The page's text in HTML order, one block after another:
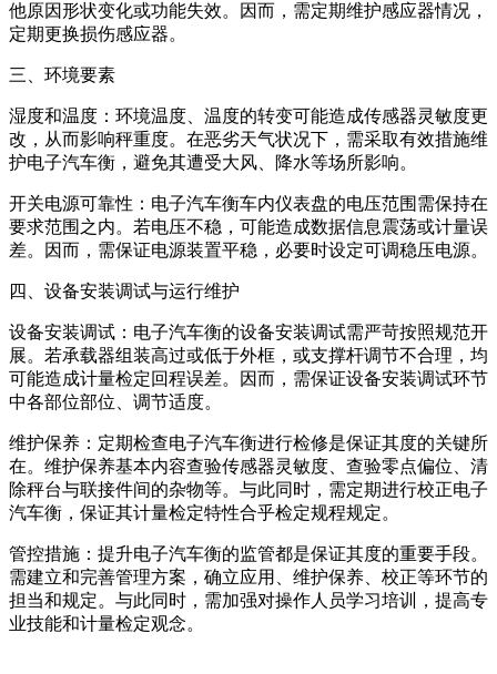
他原因形状变化或功能失效。因而，需定期维护感应器情况，
定期更换损伤感应器。
三、环境要素
湿度和温度：环境温度、温度的转变可能造成传感器灵敏度更
改，从而影响秤重度。在恶劣天气状况下，需采取有效措施维
护电子汽车衡，避免其遭受大风、降水等场所影响。
开关电源可靠性：电子汽车衡车内仪表盘的电压范围需保持在
要求范围之内。若电压不稳，可能造成数据信息震荡或计量误
差。因而，需保证电源装置平稳，必要时设定可调稳压电源。
四、设备安装调试与运行维护
设备安装调试：电子汽车衡的设备安装调试需严苛按照规范开
展。若承载器组装高过或低于外框，或支撑杆调节不合理，均
可能造成计量检定回程误差。因而，需保证设备安装调试环节
中各部位部位、调节适度。
维护保养：定期检查电子汽车衡进行检修是保证其度的关键所
在。维护保养基本内容查验传感器灵敏度、查验零点偏位、清
除秤台与联接件间的杂物等。与此同时，需定期进行校正电子
汽车衡，保证其计量检定特性合乎检定规程规定。
管控措施：提升电子汽车衡的监管都是保证其度的重要手段。
需建立和完善管理方案，确立应用、维护保养、校正等环节的
担当和规定。与此同时，需加强对操作人员学习培训，提高专
业技能和计量检定观念。